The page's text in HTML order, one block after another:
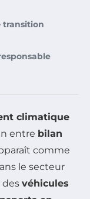
transition
climatique
entre bilan
comme
le secteur
des véhicules